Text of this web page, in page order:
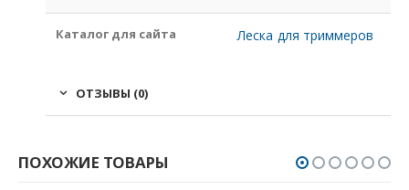
Каталог для сайта Леска для триммеров
ОТЗЫВЫ (0)
ПОХОЖИЕ ТОВАРЫ